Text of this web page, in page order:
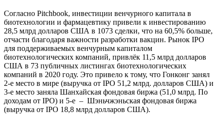
Согласно Pitchbook, инвестиции венчурного капитала в
биотехнологии и фармацевтику привели к инвестированию
28,5 млрд долларов США в 1073 сделки, что на 60,5% больше,
отчасти благодаря важности разработки вакцин. Рынок IPO
для поддерживаемых венчурным капиталом
биотехнологических компаний, привлёк 11,5 млрд долларов
США в 73 публичных листингах биотехнологических
компаний в 2020 году. Это привело к тому, что Гонконг занял
2-е место в мире (выручка от IPO 51,2 млрд. долларов США) и
3-е место заняла Шанхайская фондовая биржа (51,0 млрд. По
доходам от IPO) и 5-е – Шэньчжэньская фондовая биржа
(выручка от IPO 18,8 млрд долларов США).